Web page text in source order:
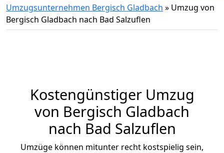
Umzugsunternehmen Bergisch Gladbach » Umzug von
Bergisch Gladbach nach Bad Salzuflen
Kostengünstiger Umzug
von Bergisch Gladbach
nach Bad Salzuflen
Umzüge können mitunter recht kostspielig sein,